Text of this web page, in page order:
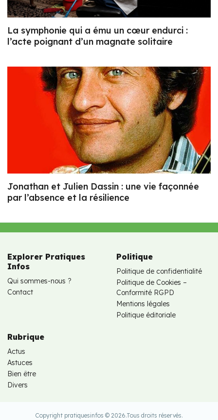
La symphonie qui a ému un cœur endurci :
l’acte poignant d’un magnate solitaire
Jonathan et Julien Dassin : une vie façonnée
par l’absence et la résilience
Explorer Pratiques
Infos
Qui sommes-nous ?
Contact
Politique
Politique de confidentialité
Politique de Cookies –
Conformité RGPD
Mentions légales
Politique éditoriale
Rubrique
Actus
Astuces
Bien être
Divers
Copyright pratiquesinfos © 2026.Tous droits réservés.